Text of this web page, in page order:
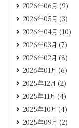
2026年06月 (9)
2026年05月 (3)
2026年04月 (10)
2026年03月 (7)
2026年02月 (8)
2026年01月 (6)
2025年12月 (2)
2025年11月 (4)
2025年10月 (4)
2025年09月 (2)